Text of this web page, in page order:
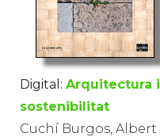
Digital: Arquitectura i
sostenibilitat
Cuchí Burgos, Albert